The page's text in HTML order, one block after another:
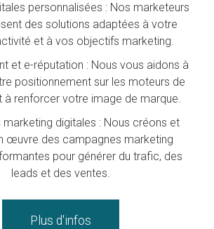
personnalisées : Nos marketeurs
des solutions adaptées à votre
et à vos objectifs marketing.
et e-réputation : Nous vous aidons à
positionnement sur les moteurs de
à renforcer votre image de marque.
marketing digitales : Nous créons et
œuvre des campagnes marketing
pour générer du trafic, des
leads et des ventes.
Plus d'infos